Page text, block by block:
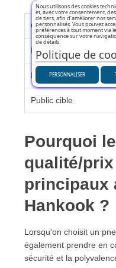
Critère
Positionnement
Rapport qualité/prix
Public cible
Pourquoi
qualité/
principaux
Hankook ?
Lorsqu'on choisit un
également prendre en
sécurité et la
Nous utilisons des cookies
et, avec votre consentement,
de tiers, afin d’améliorer nos
personnalisés. Vous pouvez
préférences à tout moment via
conséquence sur votre
de détails.
Politique de
PERSONNALISER